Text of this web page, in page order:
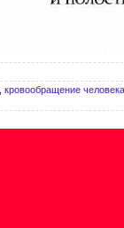
кровообращение человека